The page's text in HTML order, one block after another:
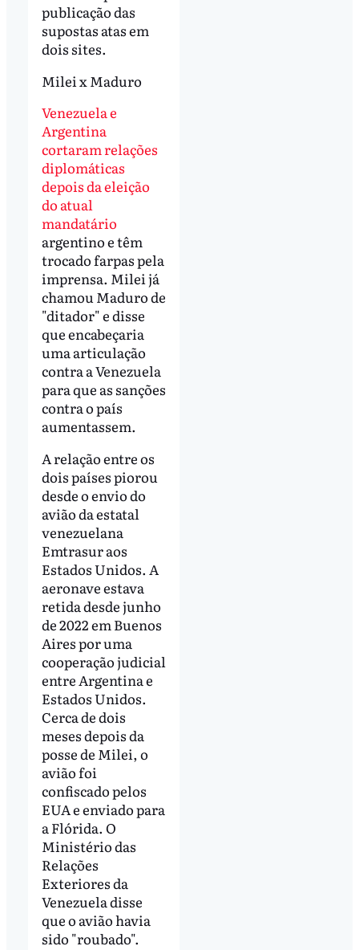
publicação das
supostas atas em
dois sites.
Milei x Maduro
Venezuela e
Argentina
cortaram relações
diplomáticas
depois da eleição
do atual
mandatário
argentino e têm
trocado farpas pela
imprensa. Milei já
chamou Maduro de
"ditador" e disse
que encabeçaria
uma articulação
contra a Venezuela
para que as sanções
contra o país
aumentassem.
A relação entre os
dois países piorou
desde o envio do
avião da estatal
venezuelana
Emtrasur aos
Estados Unidos. A
aeronave estava
retida desde junho
de 2022 em Buenos
Aires por uma
cooperação judicial
entre Argentina e
Estados Unidos.
Cerca de dois
meses depois da
posse de Milei, o
avião foi
confiscado pelos
EUA e enviado para
a Flórida. O
Ministério das
Relações
Exteriores da
Venezuela disse
que o avião havia
sido "roubado".